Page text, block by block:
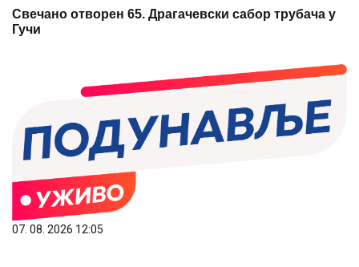
Свечано отворен 65. Драгачевски сабор трубача у
Гучи
07. 08. 2026 12:05